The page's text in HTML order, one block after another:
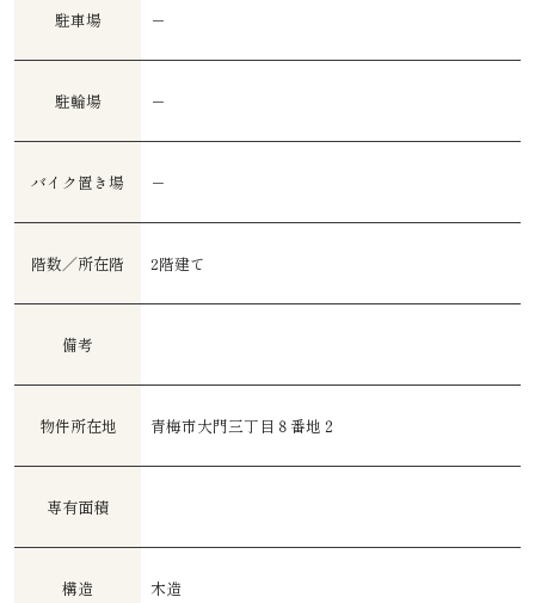
駐車場 －
駐輪場 －
バイク置き場 －
階数／所在階 2階建て
備考
物件所在地 青梅市大門三丁目８番地２
専有面積
構造 木造